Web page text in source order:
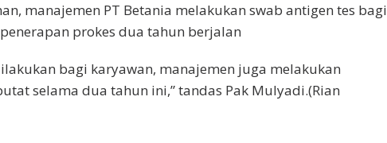
manajemen PT Betania melakukan swab antigen tes bagi
prokes dua tahun berjalan
bagi karyawan, manajemen juga melakukan
selama dua tahun ini,” tandas Pak Mulyadi.(Rian